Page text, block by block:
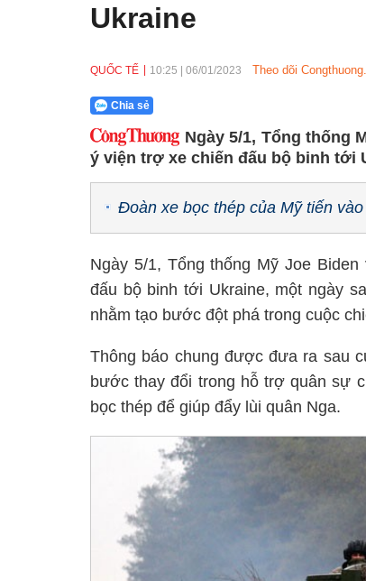
Ukraine
QUỐC TẾ 10:25 06/01/2023 Theo dõi
Chia sẻ
Ngày 5/1, Tổng thống
ý viện trợ xe chiến đấu bộ binh tới
Đoàn xe bọc thép của Mỹ tiến
Ngày 5/1, Tổng thống Mỹ Joe
đấu bộ binh tới Ukraine, một ngày
nhằm tạo bước đột phá trong cuộc
Thông báo chung được đưa ra sau
bước thay đổi trong hỗ trợ quân sự
bọc thép để giúp đẩy lùi quân Nga.